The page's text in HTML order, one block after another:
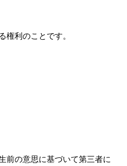
権利のことです。
前の意思に基づいて第三者に